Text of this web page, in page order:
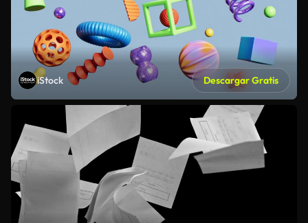
iStock Descargar Gratis